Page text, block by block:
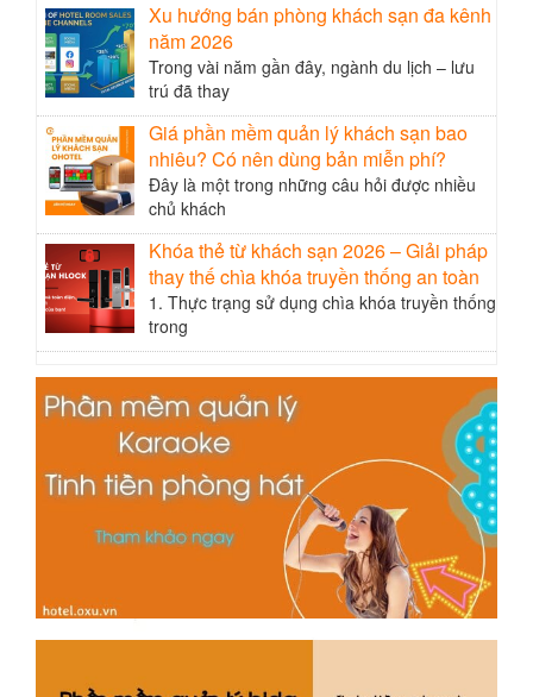
Xu hướng bán phòng khách sạn đa kênh
năm 2026
Trong vài năm gần đây, ngành du lịch – lưu
trú đã thay
Giá phần mềm quản lý khách sạn bao
nhiêu? Có nên dùng bản miễn phí?
Đây là một trong những câu hỏi được nhiều
chủ khách
Khóa thẻ từ khách sạn 2026 – Giải pháp
thay thế chìa khóa truyền thống an toàn
1. Thực trạng sử dụng chìa khóa truyền thống
trong